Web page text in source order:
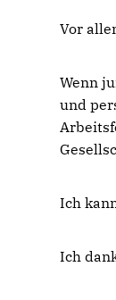
Vor
Wenn
und
Ich
Ich